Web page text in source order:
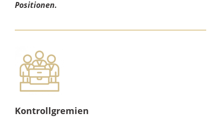
Positionen.
Kontrollgremien